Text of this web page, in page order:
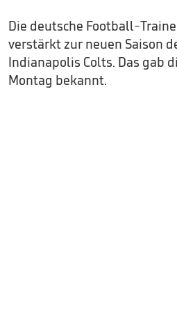
Die deutsche Football-
verstärkt zur neuen Saison
Indianapolis Colts. Das gab
Montag bekannt.